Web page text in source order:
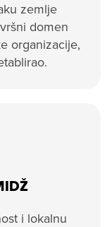
zemlje
domen
organizacije,
i lokalnu